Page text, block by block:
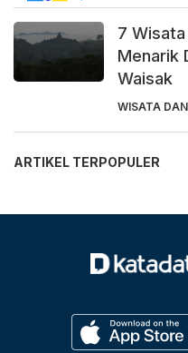
7
Menarik
Waisak
WISATA
ARTIKEL TERPOPULER